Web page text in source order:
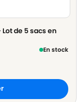
de 5 sacs en
En stock